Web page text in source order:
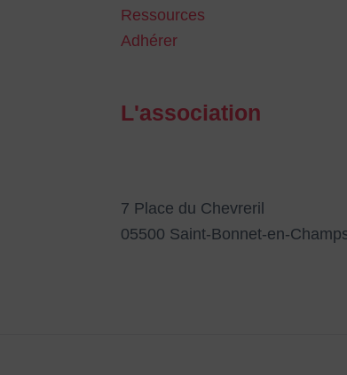
Ressources
Adhérer
L'association
7 Place du Chevreril
05500 Saint-Bonnet-en-